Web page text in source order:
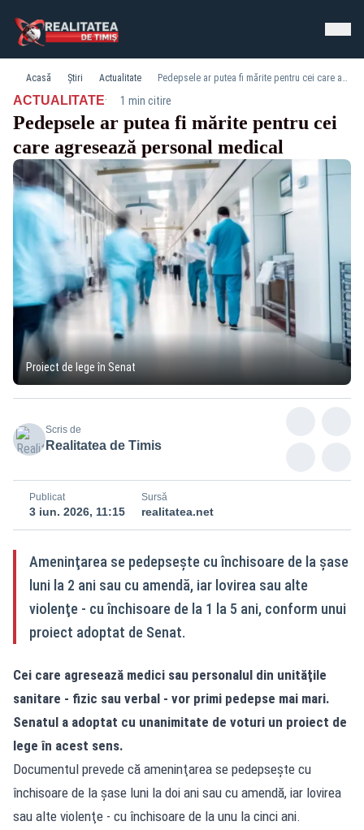
Acasă Știri Actualitate Pedepsele ar putea fi mărite pentru cei care agresează personal medical
ACTUALITATE· 1 min citire
Pedepsele ar putea fi mărite pentru cei
care agresează personal medical
Proiect de lege în Senat
Scris de
Realitatea de Timis
Publicat
3 iun. 2026, 11:15
Sursă
realitatea.net
Ameninţarea se pedepseşte cu închisoare de la șase
luni la 2 ani sau cu amendă, iar lovirea sau alte
violenţe - cu închisoare de la 1 la 5 ani, conform unui
proiect adoptat de Senat.
Cei care agresează medici sau personalul din unităţile
sanitare - fizic sau verbal - vor primi pedepse mai mari.
Senatul a adoptat cu unanimitate de voturi un proiect de
lege în acest sens.
Documentul prevede că ameninţarea se pedepseşte cu
închisoare de la șase luni la doi ani sau cu amendă, iar lovirea
sau alte violenţe - cu închisoare de la unu la cinci ani.